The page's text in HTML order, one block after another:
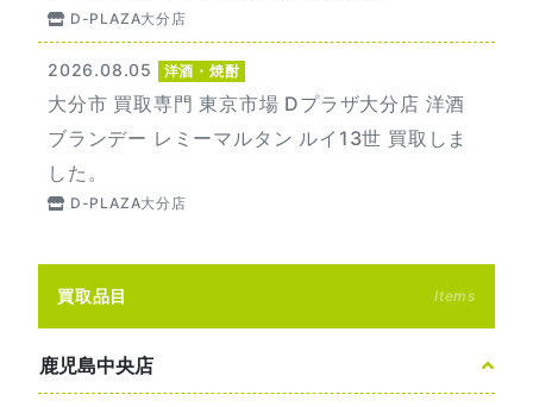
D-PLAZA大分店
2026.08.05 洋酒・焼酎
大分市 買取専門 東京市場 Dプラザ大分店 洋酒
ブランデー レミーマルタン ルイ13世 買取しま
した。
D-PLAZA大分店
買取品目 Items
鹿児島中央店